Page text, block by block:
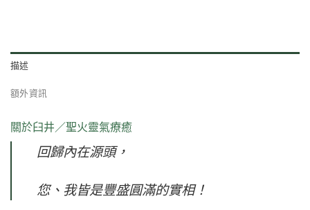
描述
額外資訊
關於臼井／聖火靈氣療癒
回歸內在源頭，
您、我皆是豐盛圓滿的實相！